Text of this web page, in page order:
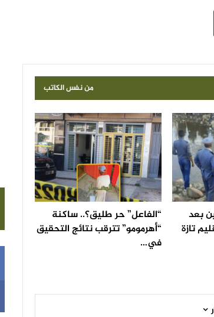
من نفس الكاتب
بعد
تازة
“الفاعل” حر طليق؟.. ساكنة
“أهرمومو” تترقب نتائج التحقيق
في…